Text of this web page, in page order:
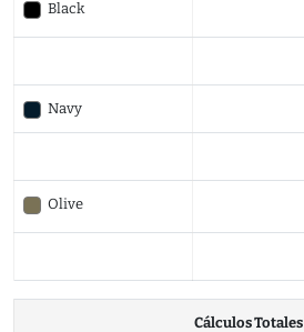
Black
Navy
Olive
Cálculos Totales